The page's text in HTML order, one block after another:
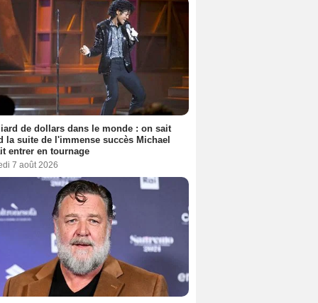
de dollars dans le monde : on sait
la suite de l'immense succès Michael
entrer en tournage
7 août 2026